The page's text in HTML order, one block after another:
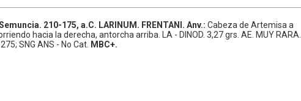
210-175, a.C. LARINUM. FRENTANI. Anv.: Cabeza de Artemisa a
hacia la derecha, antorcha arriba. LA - DINOD. 3,27 grs. AE. MUY RARA.
SNG ANS - No Cat. MBC+.